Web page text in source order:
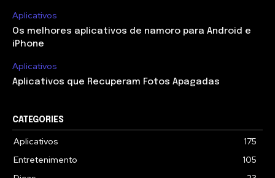
Aplicativos
Os melhores aplicativos de namoro para Android e
iPhone
Aplicativos
Aplicativos que Recuperam Fotos Apagadas
CATEGORIES
Aplicativos
175
Entretenimento
105